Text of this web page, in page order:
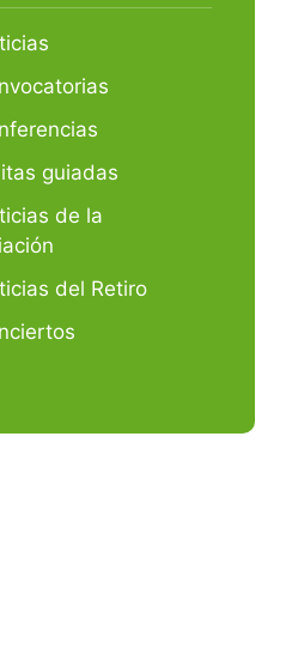
guiadas
de la
del Retiro